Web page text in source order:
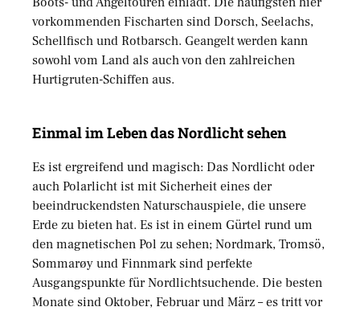
vorkommenden Fischarten sind Dorsch, Seelachs,
Schellfisch und Rotbarsch. Geangelt werden kann
sowohl vom Land als auch von den zahlreichen
Hurtigruten-Schiffen aus.
Einmal im Leben das Nordlicht sehen
Es ist ergreifend und magisch: Das Nordlicht oder
auch Polarlicht ist mit Sicherheit eines der
beeindruckendsten Naturschauspiele, die unsere
Erde zu bieten hat. Es ist in einem Gürtel rund um
den magnetischen Pol zu sehen; Nordmark, Tromsö,
Sommarøy und Finnmark sind perfekte
Ausgangspunkte für Nordlichtsuchende. Die besten
Monate sind Oktober, Februar und März – es tritt vor